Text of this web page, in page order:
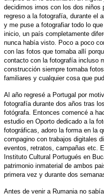
decidimos irnos con los dos niños
regreso a la fotografía, durante el
y me puse a fotografiar todo lo
inicio, un país completamente
nunca había visto. Poco a poco
con las fotos que tomaba allí
contacto con la fotografía incluso
construcción siempre tomaba
familiares y cualquier cosa que
Al año regresé a Portugal por
fotografía durante dos años tras
fotógrafa. Entonces comencé a
estudio en Oporto dedicado a la
fotográficas, adoro la forma en la
compagino con trabajos digitales
eventos, retratos, campañas etc.
Instituto Cultural Portugués en
patrimonio inmaterial de ambos
primera vez y durante dos
Antes de venir a Rumania no